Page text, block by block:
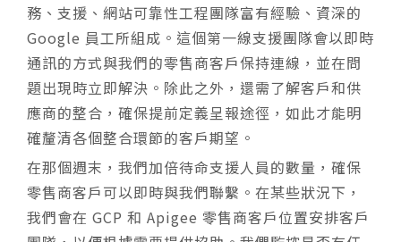
務、支援、網站可靠性工程團隊富有經驗、資深的
Google 員工所組成。這個第一線支援團隊會以即時
通訊的方式與我們的零售商客戶保持連線，並在問
題出現時立即解決。除此之外，還需了解客戶和供
應商的整合，確保提前定義呈報途徑，如此才能明
確釐清各個整合環節的客戶期望。
在那個週末，我們加倍待命支援人員的數量，確保
零售商客戶可以即時與我們聯繫。在某些狀況下，
我們會在 GCP 和 Apigee 零售商客戶位置安排客戶